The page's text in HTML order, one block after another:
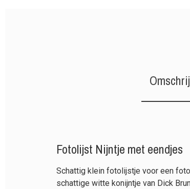
Fotolijst Nijntje met eendjes
Schattig klein fotolijstje voor een
schattige witte konijntje van Dick